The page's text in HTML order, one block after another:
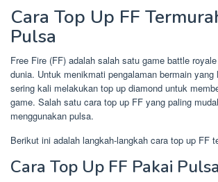
Cara Top Up FF
Pulsa
Free Fire (FF) adalah salah satu game battle
dunia. Untuk menikmati pengalaman bermain yang
sering kali melakukan top up diamond untuk
game. Salah satu cara top up FF yang paling
menggunakan pulsa.
Berikut ini adalah langkah-langkah cara top up FF
Cara Top Up FF Pakai Pulsa